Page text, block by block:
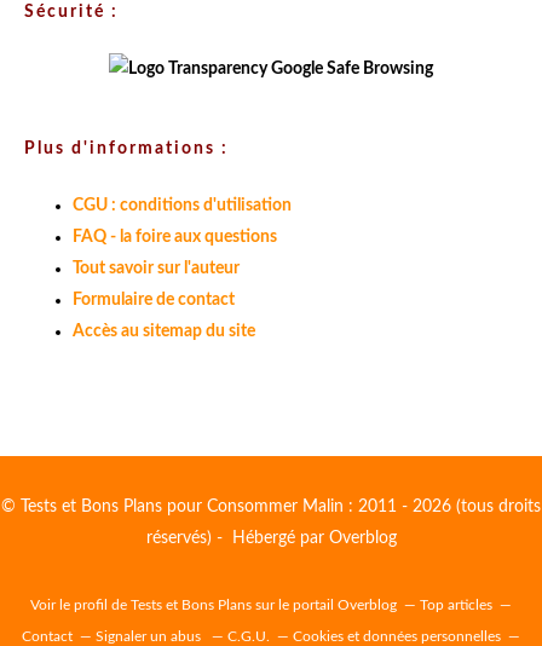
Sécurité :
Plus d'informations :
CGU : conditions d'utilisation
FAQ - la foire aux questions
Tout savoir sur l'auteur
Formulaire de contact
Accès au sitemap du site
© Tests et Bons Plans pour Consommer Malin : 2011 - 2026 (tous droits
réservés) - Hébergé par Overblog
Voir le profil de Tests et Bons Plans sur le portail Overblog Top articles
Contact Signaler un abus C.G.U. Cookies et données personnelles